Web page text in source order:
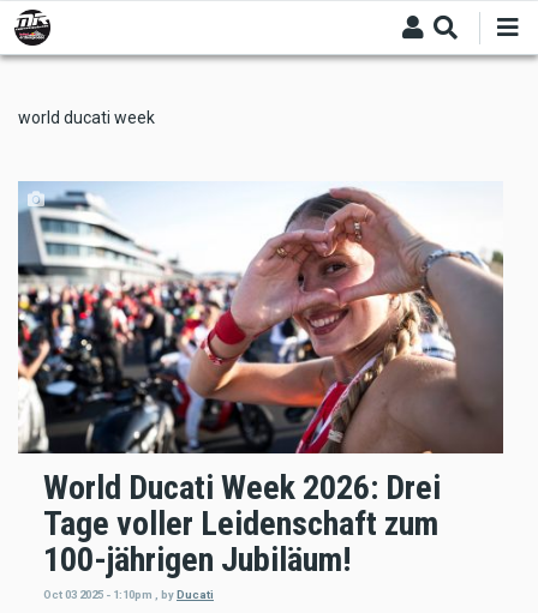
Skip
to
main
world ducati week
World Ducati Week 2026: Drei
Tage voller Leidenschaft zum
100-jährigen Jubiläum!
Oct 03 2025 - 1:10pm , by Ducati